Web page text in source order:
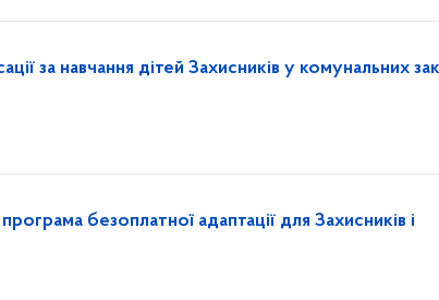
за навчання дітей Захисників у комунальних
безоплатної адаптації для Захисників і